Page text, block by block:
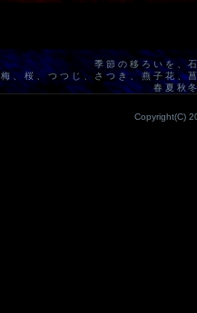
季節の移ろいを、
梅、桜、つつじ、さつき、燕子花、
春夏秋
Copyright(C)